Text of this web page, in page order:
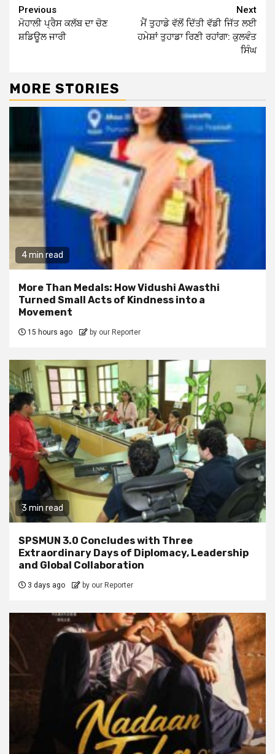
Continue
Reading
Previous
ਮੋਹਾਲੀ ਪ੍ਰੈਸ ਕਲੱਬ ਦਾ ਚੋਣ
ਸ਼ਡਿਊਲ ਜਾਰੀ
Next
ਮੈਂ ਤੁਹਾਡੇ ਵੱਲੋਂ ਦਿੱਤੀ ਵੱਡੀ ਜਿੱਤ ਲਈ
ਹਮੇਸ਼ਾਂ ਤੁਹਾਡਾ ਰਿਣੀ ਰਹਾਂਗਾ: ਕੁਲਵੰਤ
ਸਿੰਘ
MORE STORIES
4 min read
More Than Medals: How Vidushi Awasthi
Turned Small Acts of Kindness into a
Movement
15 hours ago by our Reporter
3 min read
SPSMUN 3.0 Concludes with Three
Extraordinary Days of Diplomacy, Leadership
and Global Collaboration
3 days ago by our Reporter